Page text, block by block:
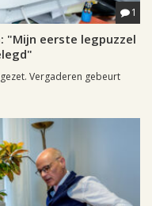
1
"Mijn eerste legpuzzel
Vergaderen gebeurt